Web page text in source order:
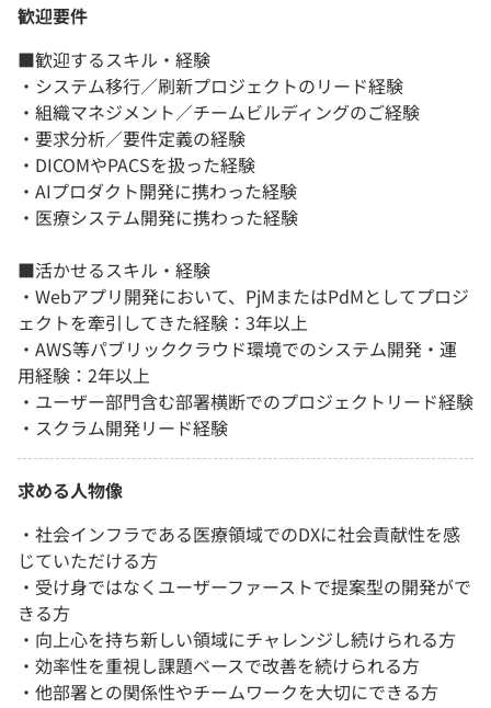
歓迎要件
■歓迎するスキル・経験
・システム移行／刷新プロジェクトのリード経験
・組織マネジメント／チームビルディングのご経験
・要求分析／要件定義の経験
・DICOMやPACSを扱った経験
・AIプロダクト開発に携わった経験
・医療システム開発に携わった経験
■活かせるスキル・経験
・Webアプリ開発において、PjMまたはPdMとしてプロジ
ェクトを牽引してきた経験：3年以上
・AWS等パブリッククラウド環境でのシステム開発・運
用経験：2年以上
・ユーザー部門含む部署横断でのプロジェクトリード経験
・スクラム開発リード経験
求める人物像
・社会インフラである医療領域でのDXに社会貢献性を感
じていただける方
・受け身ではなくユーザーファーストで提案型の開発がで
きる方
・向上心を持ち新しい領域にチャレンジし続けられる方
・効率性を重視し課題ベースで改善を続けられる方
・他部署との関係性やチームワークを大切にできる方